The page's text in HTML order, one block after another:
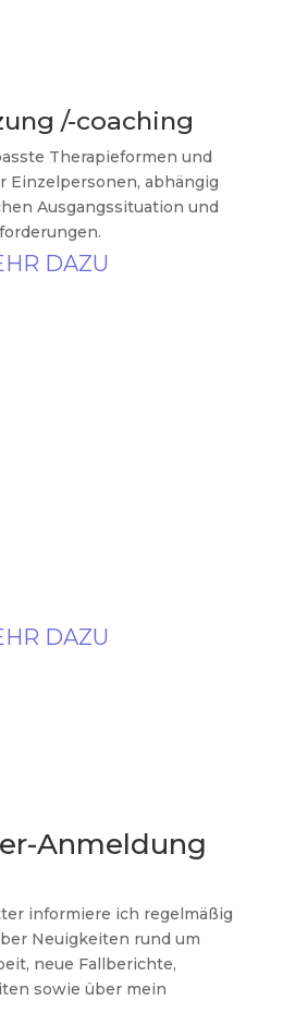
/-coaching
Therapieformen und
Einzelpersonen, abhängig
Ausgangssituation und
DAZU
DAZU
Anmeldung
informiere ich regelmäßig
Neuigkeiten rund um
neue Fallberichte,
sowie über mein